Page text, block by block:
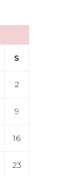
S
2
9
16
23